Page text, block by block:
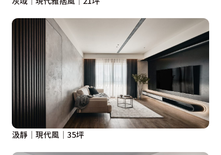
汲靜│現代風│35坪